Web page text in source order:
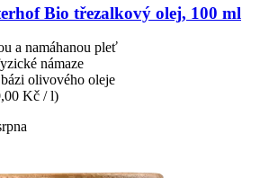
Bio třezalkový olej, 100 ml
a namáhanou pleť
námaze
olivového oleje
Kč / l)